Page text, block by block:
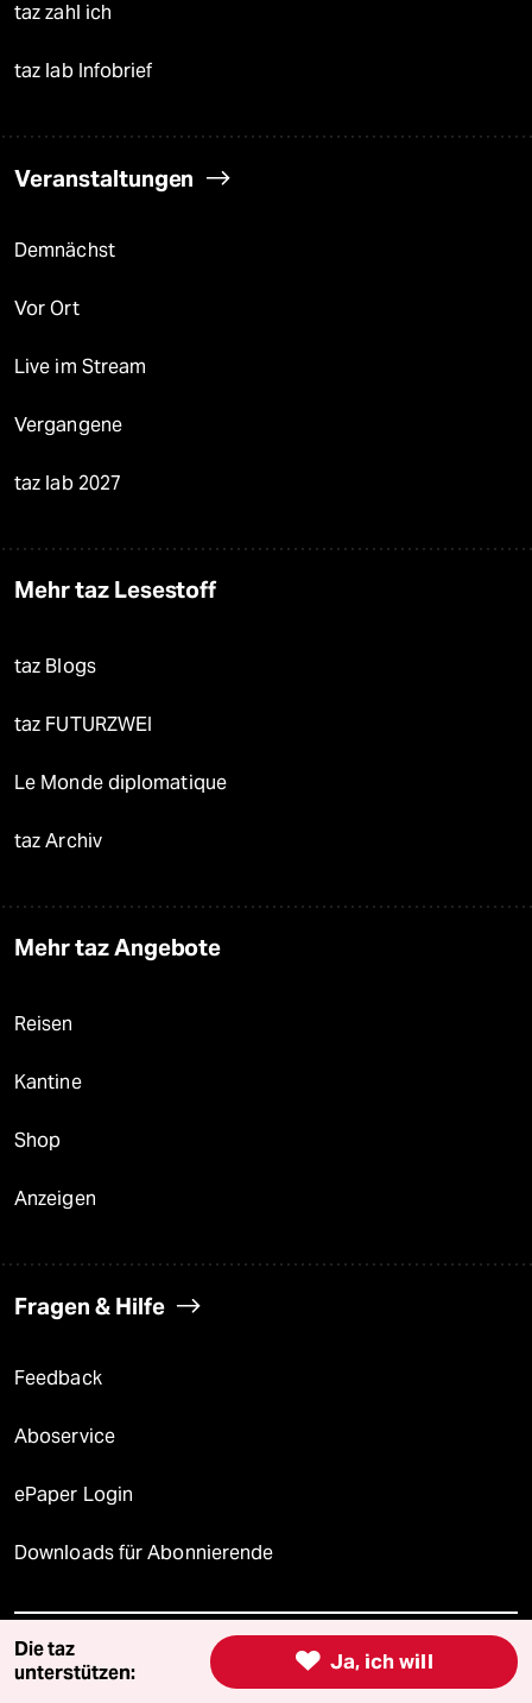
taz zahl ich
taz lab Infobrief
Veranstaltungen
Demnächst
Vor Ort
Live im Stream
Vergangene
taz lab 2027
Mehr taz Lesestoff
taz Blogs
taz FUTURZWEI
Le Monde diplomatique
taz Archiv
Mehr taz Angebote
Reisen
Kantine
Shop
Anzeigen
Fragen & Hilfe
Feedback
Aboservice
ePaper Login
Downloads für Abonnierende
© 2026 taz Verlags und Vertriebs GmbH
Alle Rechte vorbehalten. Bei rechtlichen Fragen oder für Genehmigungen
 Ja, ich will
Die taz
unterstützen: